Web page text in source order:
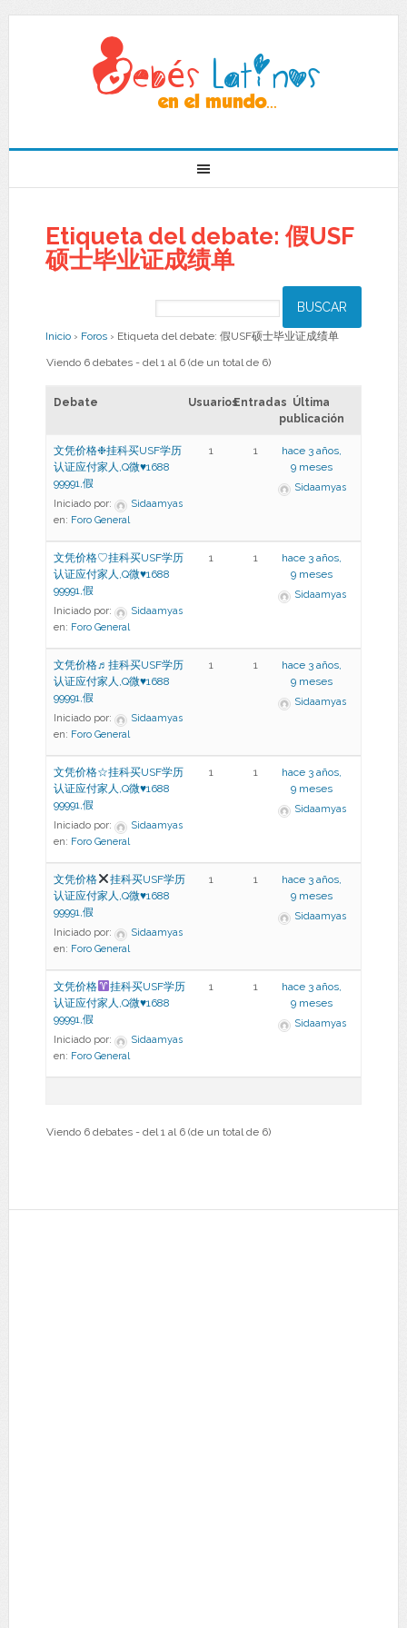
Etiqueta del debate: 假USF
硕士毕业证成绩单
Inicio › Foros › Etiqueta del debate: 假USF硕士毕业证成绩单
Viendo 6 debates - del 1 al 6 (de un total de 6)
Debate UsuariosEntradas Última
publicación
文凭价格❉挂科买USF学历
认证应付家人,Q微♥1688
99991,假
Iniciado por:
Sidaamyas
en: Foro General
1 1
hace 3 años,
9 meses
Sidaamyas
文凭价格♡挂科买USF学历
认证应付家人,Q微♥1688
99991,假
Iniciado por:
Sidaamyas
en: Foro General
1 1
hace 3 años,
9 meses
Sidaamyas
文凭价格♬挂科买USF学历
认证应付家人,Q微♥1688
99991,假
Iniciado por:
Sidaamyas
en: Foro General
1 1
hace 3 años,
9 meses
Sidaamyas
文凭价格☆挂科买USF学历
认证应付家人,Q微♥1688
99991,假
Iniciado por:
Sidaamyas
en: Foro General
1 1
hace 3 años,
9 meses
Sidaamyas
文凭价格
挂科买USF学历
认证应付家人,Q微♥1688
99991,假
Iniciado por:
Sidaamyas
en: Foro General
1 1
hace 3 años,
9 meses
Sidaamyas
文凭价格
挂科买USF学历
认证应付家人,Q微♥1688
99991,假
Iniciado por:
Sidaamyas
en: Foro General
1 1
hace 3 años,
9 meses
Sidaamyas
Viendo 6 debates - del 1 al 6 (de un total de 6)